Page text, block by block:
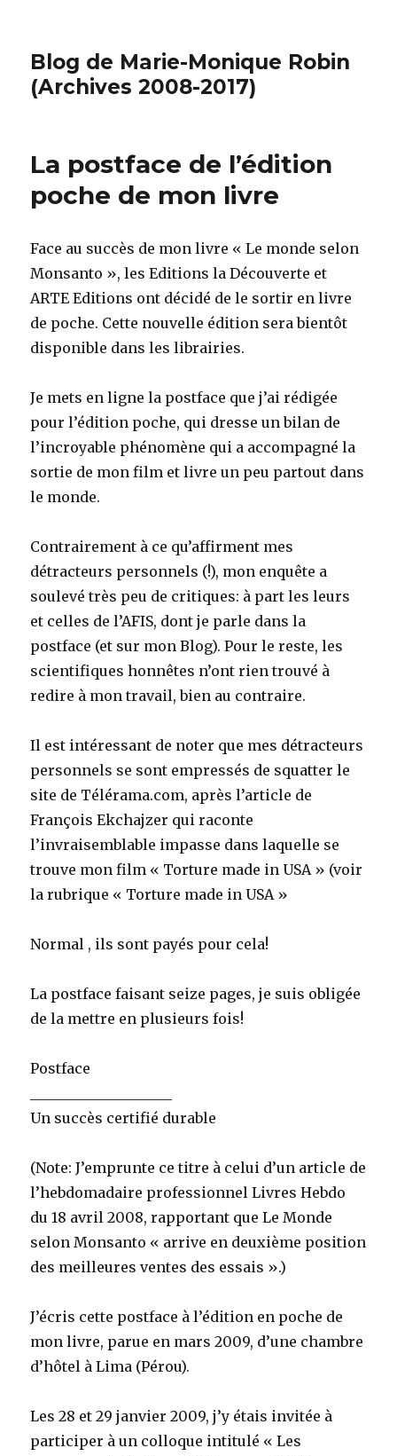
Blog de Marie-Monique Robin
(Archives 2008-2017)
La postface de l’édition
poche de mon livre
Face au succès de mon livre « Le monde selon
Monsanto », les Editions la Découverte et
ARTE Editions ont décidé de le sortir en livre
de poche. Cette nouvelle édition sera bientôt
disponible dans les librairies.
Je mets en ligne la postface que j’ai rédigée
pour l’édition poche, qui dresse un bilan de
l’incroyable phénomène qui a accompagné la
sortie de mon film et livre un peu partout dans
le monde.
Contrairement à ce qu’affirment mes
détracteurs personnels (!), mon enquête a
soulevé très peu de critiques: à part les leurs
et celles de l’AFIS, dont je parle dans la
postface (et sur mon Blog). Pour le reste, les
scientifiques honnêtes n’ont rien trouvé à
redire à mon travail, bien au contraire.
Il est intéressant de noter que mes détracteurs
personnels se sont empressés de squatter le
site de Télérama.com, après l’article de
François Ekchajzer qui raconte
l’invraisemblable impasse dans laquelle se
trouve mon film « Torture made in USA » (voir
la rubrique « Torture made in USA »
Normal , ils sont payés pour cela!
La postface faisant seize pages, je suis obligée
de la mettre en plusieurs fois!
Postface
Un succès certifié durable
(Note: J’emprunte ce titre à celui d’un article de
l’hebdomadaire professionnel Livres Hebdo
du 18 avril 2008, rapportant que Le Monde
selon Monsanto « arrive en deuxième position
des meilleures ventes des essais ».)
J’écris cette postface à l’édition en poche de
mon livre, parue en mars 2009, d’une chambre
d’hôtel à Lima (Pérou).
Les 28 et 29 janvier 2009, j’y étais invitée à
participer à un colloque intitulé « Les